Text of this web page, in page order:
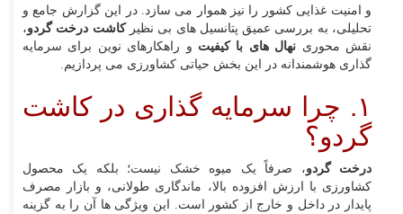
و امنیت غذایی کشور را نیز هموار می‌ سازد. در این گزارش جامع و
تحلیلی، به بررسی عمیق پتانسیل‌ های بی‌ نظیرکاشت درخت گردو،
نقش محوری نهال‌ های با کیفیت و راهکارهای نوین برای سرمایه‌
گذاری هوشمندانه در این بخش حیاتی کشاورزی می‌ پردازیم.
۱. چرا سرمایه‌ گذاری در کاشت
گردو؟
درخت گردو، صرفاً یک میوه خشک نیست؛ بلکه یک محصول
کشاورزی با ارزش افزوده بالا، ماندگاری طولانی، و بازار مصرف
پایدار در داخل و خارج از کشور است. این ویژگی‌ ها آن را به گزینه‌